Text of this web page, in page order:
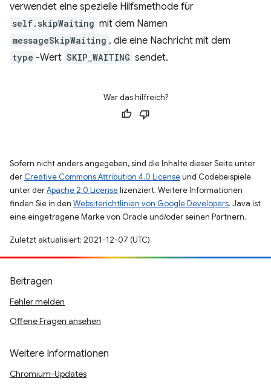
verwendet eine spezielle Hilfsmethode für
self.skipWaiting mit dem Namen
messageSkipWaiting , die eine Nachricht mit dem
type -Wert SKIP_WAITING sendet.
War das hilfreich?
Sofern nicht anders angegeben, sind die Inhalte dieser Seite unter
der Creative Commons Attribution 4.0 Licenseund Codebeispiele
unter derApache 2.0 Licenselizenziert. Weitere Informationen
finden Sie in den Websiterichtlinien von Google Developers. Java ist
eine eingetragene Marke von Oracle und/oder seinen Partnern.
Zuletzt aktualisiert: 2021-12-07 (UTC).
Beitragen
Fehler melden
Offene Fragen ansehen
Weitere Informationen
Chromium-Updates